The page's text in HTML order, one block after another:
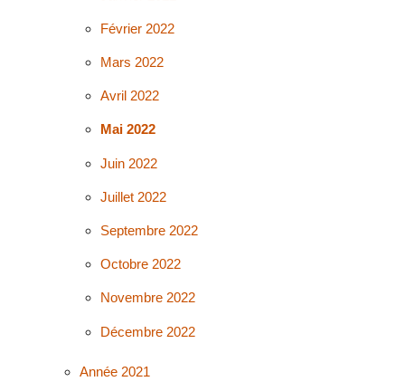
Février 2022
Mars 2022
Avril 2022
Mai 2022
Juin 2022
Juillet 2022
Septembre 2022
Octobre 2022
Novembre 2022
Décembre 2022
Année 2021